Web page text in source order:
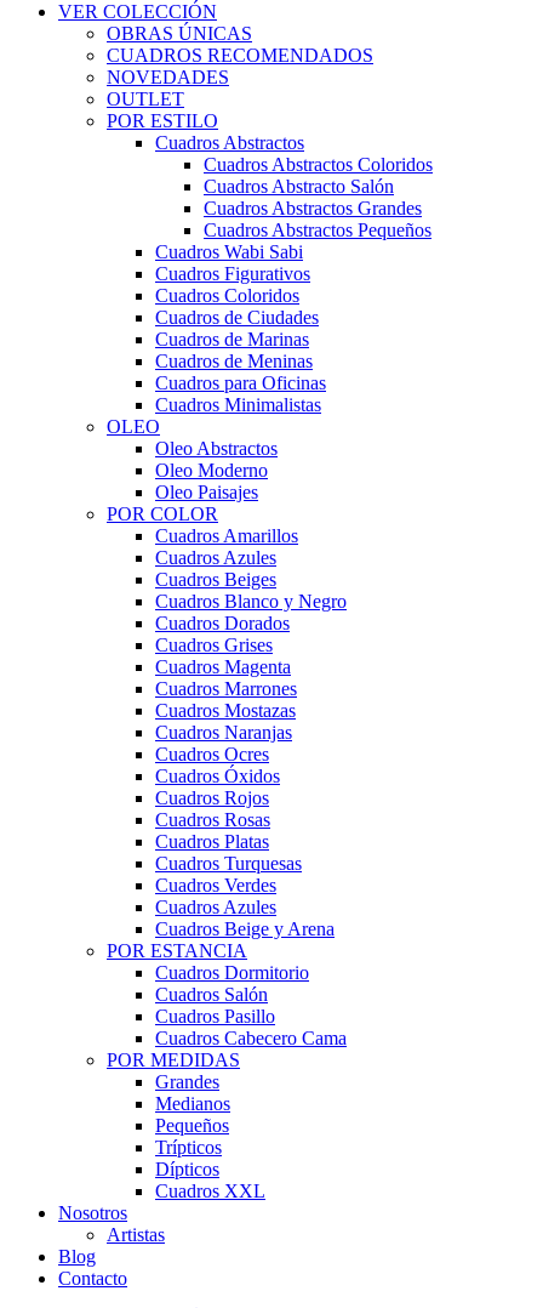
VER COLECCIÓN
OBRAS ÚNICAS
CUADROS RECOMENDADOS
NOVEDADES
OUTLET
POR ESTILO
Cuadros Abstractos
Cuadros Abstractos Coloridos
Cuadros Abstracto Salón
Cuadros Abstractos Grandes
Cuadros Abstractos Pequeños
Cuadros Wabi Sabi
Cuadros Figurativos
Cuadros Coloridos
Cuadros de Ciudades
Cuadros de Marinas
Cuadros de Meninas
Cuadros para Oficinas
Cuadros Minimalistas
OLEO
Oleo Abstractos
Oleo Moderno
Oleo Paisajes
POR COLOR
Cuadros Amarillos
Cuadros Azules
Cuadros Beiges
Cuadros Blanco y Negro
Cuadros Dorados
Cuadros Grises
Cuadros Magenta
Cuadros Marrones
Cuadros Mostazas
Cuadros Naranjas
Cuadros Ocres
Cuadros Óxidos
Cuadros Rojos
Cuadros Rosas
Cuadros Platas
Cuadros Turquesas
Cuadros Verdes
Cuadros Azules
Cuadros Beige y Arena
POR ESTANCIA
Cuadros Dormitorio
Cuadros Salón
Cuadros Pasillo
Cuadros Cabecero Cama
POR MEDIDAS
Grandes
Medianos
Pequeños
Trípticos
Dípticos
Cuadros XXL
Nosotros
Artistas
Blog
Contacto